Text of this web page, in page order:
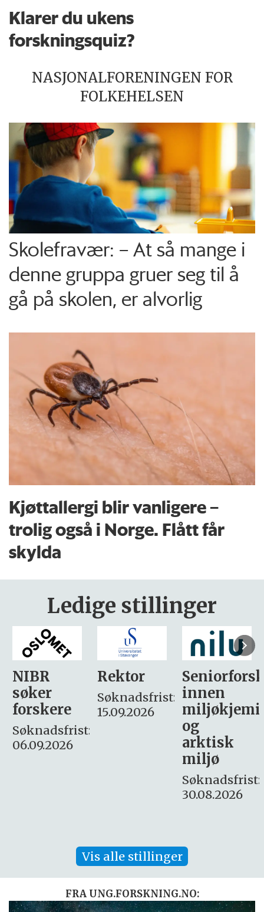
Klarer du ukens
forskningsquiz?
NASJONALFORENINGEN FOR
FOLKEHELSEN
Skolefravær: – At så mange i
denne gruppa gruer seg til å
gå på skolen, er alvorlig
Kjøttallergi blir vanligere –
trolig også i Norge. Flått får
skylda
Ledige stillinger
Rektor
Søknadsfrist:
15.09.2026
Seniorforsker
innen
miljøkjemi
søker
– fast
Søknadsfrist:
16. august.
Vis alle stillinger
FRA UNG.FORSKNING.NO: